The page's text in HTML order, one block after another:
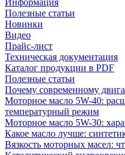
Информация
Полезные статьи
Новинки
Видео
Прайс-лист
Техническая документация
Каталог продукции в PDF
Полезные статьи
Почему современному
Моторное масло 5W-40:
температурный режим
Моторное масло 5W-30:
Какое масло лучше:
Вязкость моторных масел: